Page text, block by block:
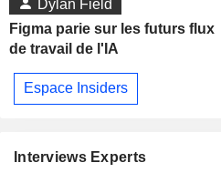
Dylan Field
Figma parie sur les futurs flux
de travail de l'IA
Espace Insiders
Interviews Experts